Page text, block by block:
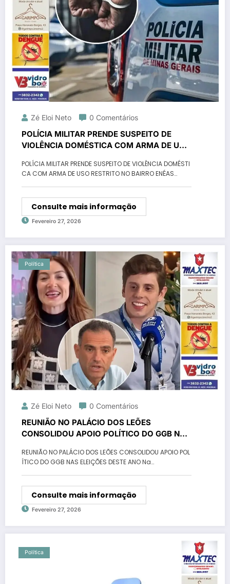
Zé Eloi Neto 0 Comentários
POLÍCIA MILITAR PRENDE SUSPEITO DE
VIOLÊNCIA DOMÉSTICA COM ARMA DE USO
POLÍCIA MILITAR PRENDE SUSPEITO DE VIOLÊNCIA DOMÉSTI
CA COM ARMA DE USO RESTRITO NO BAIRRO ENÉAS…
Consulte mais informação
Fevereiro 27, 2026
Política
Zé Eloi Neto 0 Comentários
REUNIÃO NO PALÁCIO DOS LEÕES
CONSOLIDOU APOIO POLÍTICO DO GGB NAS
REUNIÃO NO PALÁCIO DOS LEÕES CONSOLIDOU APOIO POL
ÍTICO DO GGB NAS ELEIÇÕES DESTE ANO Na…
Consulte mais informação
Fevereiro 27, 2026
Política